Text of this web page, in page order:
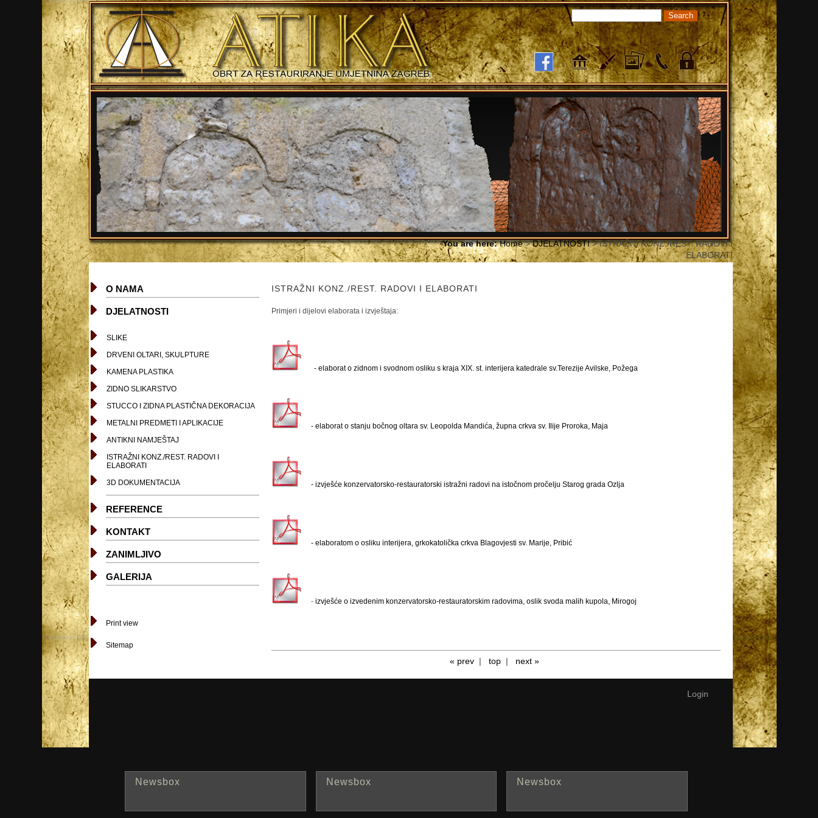
You are here:Home>DJELATNOSTI> ISTRAŽNI KONZ./REST. RADOVI I
ELABORATI
O NAMA
DJELATNOSTI
SLIKE
DRVENI OLTARI, SKULPTURE
KAMENA PLASTIKA
ZIDNO SLIKARSTVO
STUCCO I ZIDNA PLASTIČNA DEKORACIJA
METALNI PREDMETI I APLIKACIJE
ANTIKNI NAMJEŠTAJ
ISTRAŽNI KONZ./REST. RADOVI I
ELABORATI
3D DOKUMENTACIJA
REFERENCE
KONTAKT
ZANIMLJIVO
GALERIJA
Print view
Sitemap
ISTRAŽNI KONZ./REST. RADOVI I ELABORATI
Primjeri i dijelovi elaborata i izvještaja:
- elaborat o zidnom i svodnom osliku s kraja XIX. st. interijera katedrale sv.Terezije Avilske, Požega
- elaborat o stanju bočnog oltara sv. Leopolda Mandića, župna crkva sv. Ilije Proroka, Maja
- izvješće konzervatorsko-restauratorski istražni radovi na istočnom pročelju Starog grada Ozlja
- elaboratom o osliku interijera, grkokatolička crkva Blagovjesti sv. Marije, Pribić
-izvješće o izvedenim konzervatorsko-restauratorskim radovima, oslik svoda malih kupola, Mirogoj
« prev | top | next »
Login
Newsbox Newsbox Newsbox